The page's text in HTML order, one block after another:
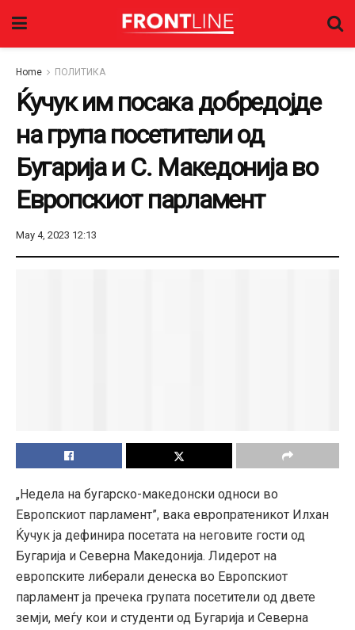
Home ПОЛИТИКА
Ќучук им посака добредојде
на група посетители од
Бугарија и С. Македонија во
Европскиот парламент
May 4, 2023 12:13
„Недела на бугарско-македонски односи во
Европскиот парламент”, вака европратеникот Илхан
Ќучук ја дефинира посетата на неговите гости од
Бугарија и Северна Македонија. Лидерот на
европските либерали денеска во Европскиот
парламент ја пречека групата посетители од двете
земји, меѓу кои и студенти од Бугарија и Северна